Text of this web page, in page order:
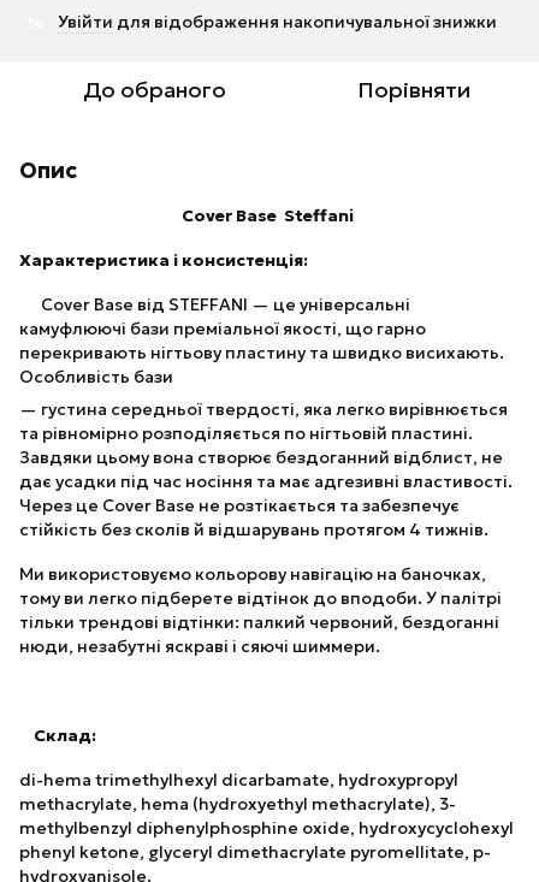
Увійти для відображення накопичувальної знижки
До обраного Порівняти
Опис
Cover Base Steffani
Характеристика і консистенція:
Cover Base від STEFFANI — це універсальні
камуфлюючі бази преміальної якості, що гарно
перекривають нігтьову пластину та швидко висихають.
Особливість бази
— густина середньої твердості, яка легко вирівнюється
та рівномірно розподіляється по нігтьовій пластині.
Завдяки цьому вона створює бездоганний відблист, не
дає усадки під час носіння та має адгезивні властивості.
Через це Cover Base не розтікається та забезпечує
стійкість без сколів й відшарувань протягом 4 тижнів.
Ми використовуємо кольорову навігацію на баночках,
тому ви легко підберете відтінок до вподоби. У палітрі
тільки трендові відтінки: палкий червоний, бездоганні
нюди, незабутні яскраві і сяючі шиммери.
Склад:
di-hema trimethylhexyl dicarbamate, hydroxypropyl
methacrylate, hema (hydroxyethyl methacrylate), 3-
methylbenzyl diphenylphosphine oxide, hydroxycyclohexyl
phenyl ketone, glyceryl dimethacrylate pyromellitate, p-
hydroxyanisole.